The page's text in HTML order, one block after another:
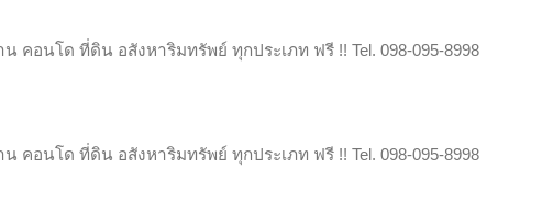
คอนโด ที่ดิน อสังหาริมทรัพย์ ทุกประเภท ฟรี !! Tel. 098-095-8998
คอนโด ที่ดิน อสังหาริมทรัพย์ ทุกประเภท ฟรี !! Tel. 098-095-8998